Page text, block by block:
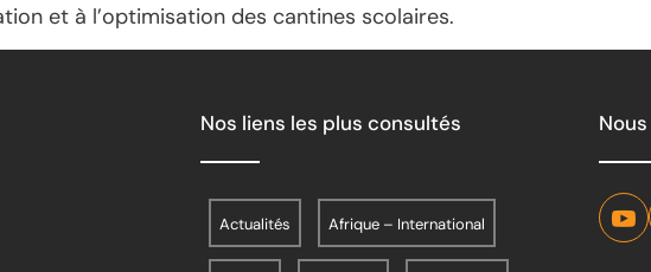
et à l’optimisation des cantines scolaires.
Nos liens les plus consultés
Actualités Afrique – International